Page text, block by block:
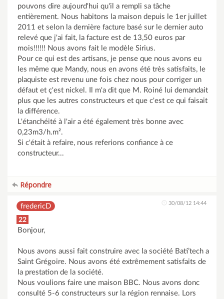
pouvons dire aujourd'hui qu'il a rempli sa tâche
entièrement. Nous habitons la maison depuis le 1er juillet
2011 et selon la dernière facture basé sur le dernier auto
relevé que j'ai fait, la facture est de 13,50 euros par
mois!!!!!! Nous avons fait le modèle Sirius.
Pour ce qui est des artisans, je pense que nous avons eu
les même que Mandy, nous en avons été très satisfaits, le
plaquiste est revenu une fois chez nous pour corriger un
défaut et ç'est nickel. Il m'a dit que M. Roiné lui demandait
plus que les autres constructeurs et que c'est ce qui faisait
la différence.
L'étanchéité à l'air a été également très bonne avec
0,23m3/h.m².
Si c'était à refaire, nous referions confiance à ce
constructeur...
Répondre
fredericD 30/08/12 14:44
22
Bonjour,
Nous avons aussi fait construire avec la société Bati’tech a
Saint Grégoire. Nous avons été extrêmement satisfaits de
la prestation de la société.
Nous voulions faire une maison BBC. Nous avons donc
consulté 5-6 constructeurs sur la région rennaise. Lors